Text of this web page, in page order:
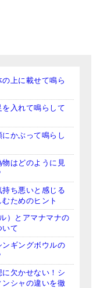
上に載せて鳴ら
入れて鳴らして
かぶって鳴らし
はどのように見
ち悪いと感じる
ためのヒント
）とアマナマナの
いて
ギングボウルの
に欠かせない！シ
シャの違いを徹